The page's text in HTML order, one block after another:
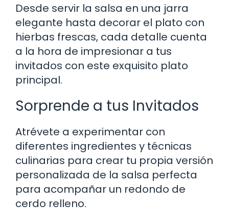
Desde servir la salsa en una jarra
elegante hasta decorar el plato con
hierbas frescas, cada detalle cuenta
a la hora de impresionar a tus
invitados con este exquisito plato
principal.
Sorprende a tus Invitados
Atrévete a experimentar con
diferentes ingredientes y técnicas
culinarias para crear tu propia versión
personalizada de la salsa perfecta
para acompañar un redondo de
cerdo relleno.